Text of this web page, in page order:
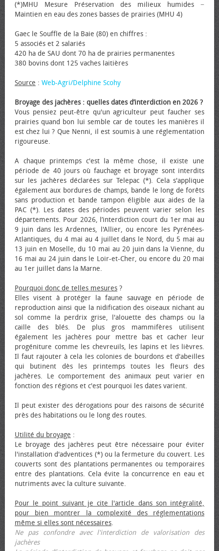
(*)MHU Mesure Préservation des milieux humides −
Maintien en eau des zones basses de prairies (MHU 4)
Gaec le Souffle de la Baie (80) en chiffres :
5 associés et 2 salariés
420 ha de SAU dont 70 ha de prairies permanentes
380 bovins dont 125 vaches laitières
Source : Web-Agri/Delphine Scohy
Broyage des jachères : quelles dates d’interdiction en 2026 ?
Vous pensiez peut-être qu'un agriculteur peut faucher ses
prairies quand bon lui semble car de toutes les manières il
est chez lui ? Que Nenni, il est soumis à une réglementation
rigoureuse.
A chaque printemps c'est la même chose, il existe une
période de 40 jours où fauchage et broyage sont interdits
sur les jachères déclarées sur Telepac (*). Cela s'applique
également aux bordures de champs, bande le long de forêts
sans production et bande tampon éligible aux aides de la
PAC (*). Les dates des périodes peuvent varier selon les
départements. Pour 2026, l’interdiction court du 1er mai au
9 juin dans les Ardennes, l'Allier, ou encore les Pyrénées-
Atlantiques, du 4 mai au 4 juillet dans le Nord, du 5 mai au
13 juin en Moselle, du 10 mai au 20 juin dans la Vienne, du
16 mai au 24 juin dans le Loir-et-Cher, ou encore du 20 mai
au 1er juillet dans la Marne.
Pourquoi donc de telles mesures ?
Elles visent à protéger la faune sauvage en période de
reproduction ainsi que la nidification des oiseaux nichant au
sol comme la perdrix grise, l'alouette des champs ou la
caille des blés. De plus gros mammifères utilisent
également les jachères pour mettre bas et cacher leur
progéniture comme les chevreuils, les lapins et les lièvres.
Il faut rajouter à cela les colonies de bourdons et d'abeilles
qui butinent dès les printemps toutes les fleurs des
jachères. Le comportement des animaux peut varier en
fonction des régions et c'est pourquoi les dates varient.
Il peut exister des dérogations pour des raisons de sécurité
près des habitations ou le long des routes.
Utilité du broyage :
Le broyage des jachères peut être nécessaire pour éviter
l'installation d'adventices (*) ou la fermeture du couvert. Les
couverts sont des plantations permanentes ou temporaires
entre des plantations. Cela évite la concurrence en eau et
nutriments avec la culture suivante.
Pour le point suivant je cite l'article dans son intégralité,
pour bien montrer la complexité des réglementations
même si elles sont nécessaires.
Ne pas confondre avec l'interdiction de valorisation des
jachères